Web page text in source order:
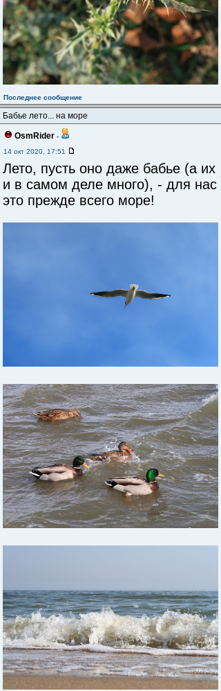
Последнее сообщение
Бабье лето... на море
OsmRider -
14 окт 2020, 17:51
Лето, пусть оно даже бабье (а их
и в самом деле много), - для нас
это прежде всего море!